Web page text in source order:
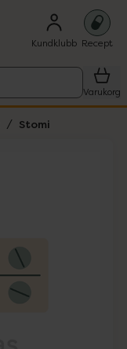
Kundklubb Recept
Varukorg
Stomi